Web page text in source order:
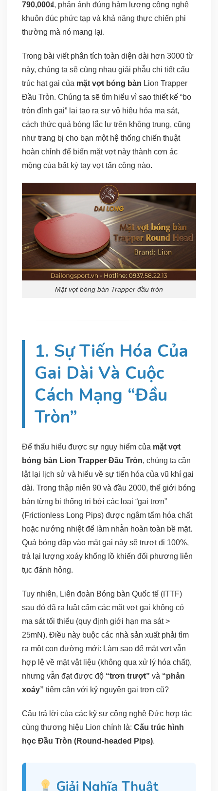
790,000₫, phản ánh đúng hàm lượng công nghệ
khuôn đúc phức tạp và khả năng thực chiến phi
thường mà nó mang lại.
Trong bài viết phân tích toàn diện dài hơn 3000 từ
này, chúng ta sẽ cùng nhau giải phẫu chi tiết cấu
trúc hạt gai của mặt vợt bóng bàn Lion Trapper
Đầu Tròn. Chúng ta sẽ tìm hiểu vì sao thiết kế “bo
tròn đỉnh gai” lại tạo ra sự vô hiệu hóa ma sát,
cách thức quả bóng lắc lư trên không trung, cũng
như trang bị cho bạn một hệ thống chiến thuật
hoàn chỉnh để biến mặt vợt này thành cơn ác
mộng của bất kỳ tay vợt tấn công nào.
Mặt vợt bóng bàn Trapper đầu tròn
1. Sự Tiến Hóa Của
Gai Dài Và Cuộc
Cách Mạng “Đầu
Tròn”
Để thấu hiểu được sự nguy hiểm của mặt vợt
bóng bàn Lion Trapper Đầu Tròn, chúng ta cần
lật lại lịch sử và hiểu về sự tiến hóa của vũ khí gai
dài. Trong thập niên 90 và đầu 2000, thế giới bóng
bàn từng bị thống trị bởi các loại “gai trơn”
(Frictionless Long Pips) được ngâm tẩm hóa chất
hoặc nướng nhiệt để làm nhẵn hoàn toàn bề mặt.
Quả bóng đập vào mặt gai này sẽ trượt đi 100%,
trả lại lượng xoáy khổng lồ khiến đối phương liên
tục đánh hỏng.
Tuy nhiên, Liên đoàn Bóng bàn Quốc tế (ITTF)
sau đó đã ra luật cấm các mặt vợt gai không có
ma sát tối thiểu (quy định giới hạn ma sát >
25mN). Điều này buộc các nhà sản xuất phải tìm
ra một con đường mới: Làm sao để mặt vợt vẫn
hợp lệ về mặt vật liệu (không qua xử lý hóa chất),
nhưng vẫn đạt được độ “trơn trượt” và “phản
xoáy” tiệm cận với kỷ nguyên gai trơn cũ?
Câu trả lời của các kỹ sư công nghệ Đức hợp tác
cùng thương hiệu Lion chính là: Cấu trúc hình
học Đầu Tròn (Round-headed Pips).
Giải Nghĩa Thuật